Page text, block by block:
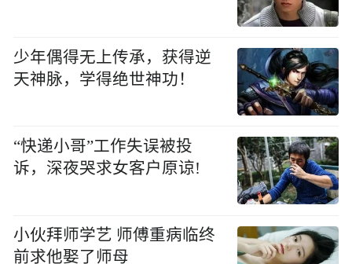
少年偶得无上传承，获得逆
天神脉，学得绝世神功！
“快递小哥”工作失误被投
诉，深夜哭求女客户原谅!
小伙拜师学艺 师傅重病临终
前求他娶了师母